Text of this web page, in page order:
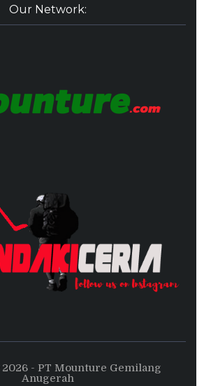
Our Network:
- PT Mounture Gemilang
Anugerah